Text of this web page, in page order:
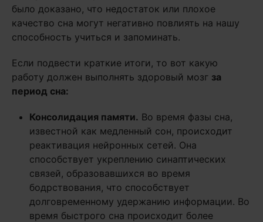
было доказано, что недостаток или плохое
качество сна могут негативно повлиять на нашу
способность учиться и запоминать.
Если подвести краткие итоги, то вот какую
работу должен выполнять здоровый мозг за
период сна:
Консолидация памяти. Во время фазы сна,
известной как медленный сон, происходит
реактивация нейронных сетей. Она
способствует укреплению синаптических
связей, образовавшихся во время
бодрствования, что способствует
долговременному удержанию информации. Во
время быстрого сна происходит более